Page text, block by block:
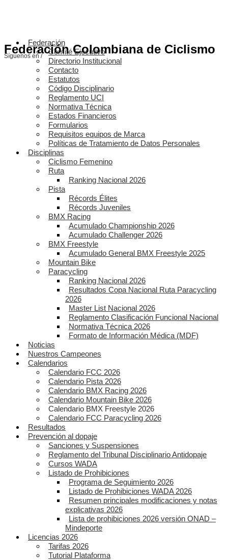
Federación Colombiana de Ciclismo
Síguenos en /
Federación
Comité Ejecutivo
Directorio Institucional
Contacto
Estatutos
Código Disciplinario
Reglamento UCI
Normativa Técnica
Estados Financieros
Formularios
Requisitos equipos de Marca
Políticas de Tratamiento de Datos Personales
Disciplinas
Ciclismo Femenino
Ruta
Ranking Nacional 2026
Pista
Récords Élites
Récords Juveniles
BMX Racing
Acumulado Championship 2026
Acumulado Challenger 2026
BMX Freestyle
Acumulado General BMX Freestyle 2025
Mountain Bike
Paracycling
Ranking Nacional 2026
Resultados Copa Nacional Ruta Paracycling
2026
Master List Nacional 2026
Reglamento Clasificación Funcional Nacional
Normativa Técnica 2026
Formato de Información Médica (MDF)
Noticias
Nuestros Campeones
Calendarios
Calendario FCC 2026
Calendario Pista 2026
Calendario BMX Racing 2026
Calendario Mountain Bike 2026
Calendario BMX Freestyle 2026
Calendario FCC Paracycling 2026
Resultados
Prevención al dopaje
Sanciones y Suspensiones
Reglamento del Tribunal Disciplinario Antidopaje
Cursos WADA
Listado de Prohibiciones
Programa de Seguimiento 2026
Listado de Prohibiciones WADA 2026
Resumen principales modificaciones y notas
explicativas 2026
Lista de prohibiciones 2026 versión ONAD –
Mindeporte
Licencias 2026
Tarifas 2026
Tutorial Plataforma